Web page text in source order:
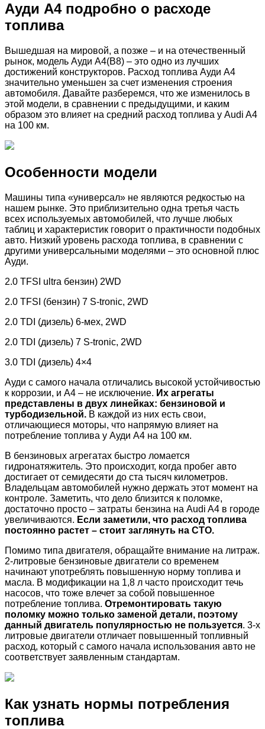
Ауди А4 подробно о расходе
топлива
Вышедшая на мировой, а позже – и на отечественный
рынок, модель Ауди А4(B8) – это одно из лучших
достижений конструкторов. Расход топлива Ауди А4
значительно уменьшен за счет изменения строения
автомобиля. Давайте разберемся, что же изменилось в
этой модели, в сравнении с предыдущими, и каким
образом это влияет на средний расход топлива у Audi A4
на 100 км.
Особенности модели
Машины типа «универсал» не являются редкостью на
нашем рынке. Это приблизительно одна третья часть
всех используемых автомобилей, что лучше любых
таблиц и характеристик говорит о практичности подобных
авто. Низкий уровень расхода топлива, в сравнении с
другими универсальными моделями – это основной плюс
Ауди.
2.0 TFSI ultra бензин) 2WD
2.0 TFSI (бензин) 7 S-tronic, 2WD
2.0 TDI (дизель) 6-мех, 2WD
2.0 TDI (дизель) 7 S-tronic, 2WD
3.0 TDI (дизель) 4×4
Ауди с самого начала отличались высокой устойчивостью
к коррозии, и А4 – не исключение. Их агрегаты
представлены в двух линейках: бензиновой и
турбодизельной. В каждой из них есть свои,
отличающиеся моторы, что напрямую влияет на
потребление топлива у Ауди А4 на 100 км.
В бензиновых агрегатах быстро ломается
гидронатяжитель. Это происходит, когда пробег авто
достигает от семидесяти до ста тысяч километров.
Владельцам автомобилей нужно держать этот момент на
контроле. Заметить, что дело близится к поломке,
достаточно просто – затраты бензина на Audi A4 в городе
увеличиваются. Если заметили, что расход топлива
постоянно растет – стоит заглянуть на СТО.
Помимо типа двигателя, обращайте внимание на литраж.
2-литровые бензиновые двигатели со временем
начинают употреблять повышенную норму топлива и
масла. В модификации на 1,8 л часто происходит течь
насосов, что тоже влечет за собой повышенное
потребление топлива. Отремонтировать такую
поломку можно только заменой детали, поэтому
данный двигатель популярностью не пользуется. 3-х
литровые двигатели отличает повышенный топливный
расход, который с самого начала использования авто не
соответствует заявленным стандартам.
Как узнать нормы потребления
топлива